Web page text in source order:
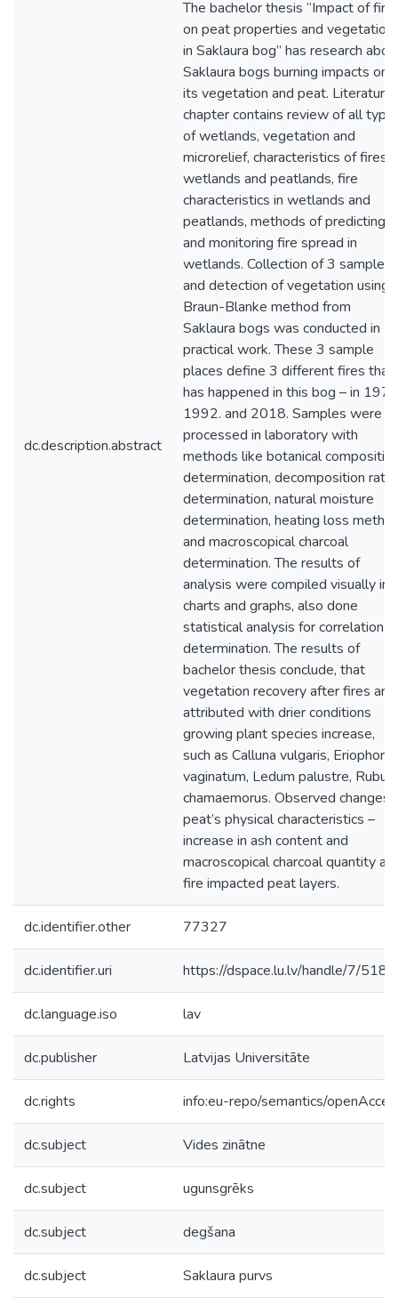
dc.description.abstract
The bachelor thesis “Impact of fire
on peat properties and vegetation
in Saklaura bog” has research
Saklaura bogs burning impacts on
its vegetation and peat. Literature
chapter contains review of all
of wetlands, vegetation and
microrelief, characteristics of fires
wetlands and peatlands, fire
characteristics in wetlands and
peatlands, methods of predicting
and monitoring fire spread in
wetlands. Collection of 3 samples
and detection of vegetation using
Braun-Blanke method from
Saklaura bogs was conducted in
practical work. These 3 sample
places define 3 different fires that
has happened in this bog – in
1992. and 2018. Samples were
processed in laboratory with
methods like botanical
determination, decomposition
determination, natural moisture
determination, heating loss
and macroscopical charcoal
determination. The results of
analysis were compiled visually
charts and graphs, also done
statistical analysis for correlation
determination. The results of
bachelor thesis conclude, that
vegetation recovery after fires are
attributed with drier conditions
growing plant species increase,
such as Calluna vulgaris,
vaginatum, Ledum palustre, Rubus
chamaemorus. Observed changes
peat’s physical characteristics –
increase in ash content and
macroscopical charcoal quantity at
fire impacted peat layers.
dc.identifier.other 77327
dc.identifier.uri https://dspace.lu.lv/handle/7/
dc.language.iso lav
dc.publisher Latvijas Universitāte
dc.rights info:eu-repo/semantics/
dc.subject Vides zinātne
dc.subject ugunsgrēks
dc.subject degšana
dc.subject Saklaura purvs